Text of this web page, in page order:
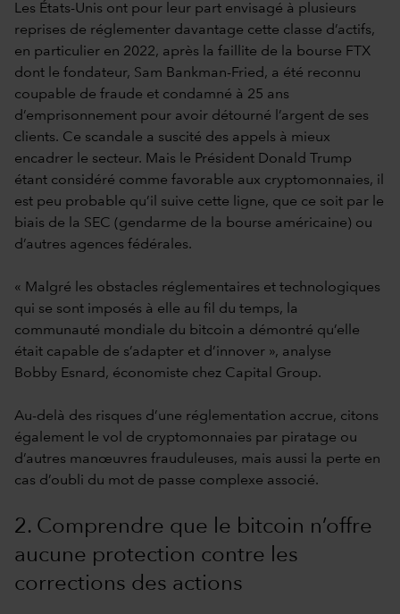
Les États-Unis ont pour leur part envisagé à plusieurs
reprises de réglementer davantage cette classe d’actifs,
en particulier en 2022, après la faillite de la bourse FTX
dont le fondateur, Sam Bankman-Fried, a été reconnu
coupable de fraude et condamné à 25 ans
d’emprisonnement pour avoir détourné l’argent de ses
clients. Ce scandale a suscité des appels à mieux
encadrer le secteur. Mais le Président Donald Trump
étant considéré comme favorable aux cryptomonnaies, il
est peu probable qu’il suive cette ligne, que ce soit par le
biais de la SEC (gendarme de la bourse américaine) ou
d’autres agences fédérales.
« Malgré les obstacles réglementaires et technologiques
qui se sont imposés à elle au fil du temps, la
communauté mondiale du bitcoin a démontré qu’elle
était capable de s’adapter et d’innover », analyse
Bobby Esnard, économiste chez Capital Group.
Au-delà des risques d’une réglementation accrue, citons
également le vol de cryptomonnaies par piratage ou
d’autres manœuvres frauduleuses, mais aussi la perte en
cas d’oubli du mot de passe complexe associé.
2. Comprendre que le bitcoin n’offre
aucune protection contre les
corrections des actions